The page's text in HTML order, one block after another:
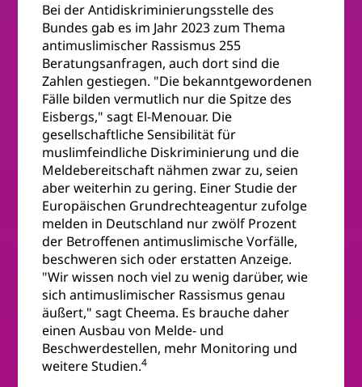
Bei der Antidiskriminierungsstelle des
Bundes gab es im Jahr 2023 zum Thema
antimuslimischer Rassismus 255
Beratungsanfragen, auch dort sind die
Zahlen gestiegen. "Die bekanntgewordenen
Fälle bilden vermutlich nur die Spitze des
Eisbergs," sagt El-Menouar. Die
gesellschaftliche Sensibilität für
muslimfeindliche Diskriminierung und die
Meldebereitschaft nähmen zwar zu, seien
aber weiterhin zu gering. Einer Studie der
Europäischen Grundrechteagentur zufolge
melden in Deutschland nur zwölf Prozent
der Betroffenen antimuslimische Vorfälle,
beschweren sich oder erstatten Anzeige.
"Wir wissen noch viel zu wenig darüber, wie
sich antimuslimischer Rassismus genau
äußert," sagt Cheema. Es brauche daher
einen Ausbau von Melde- und
Beschwerdestellen, mehr Monitoring und
weitere Studien.4